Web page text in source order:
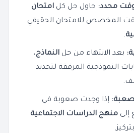
وقت محدد: حاول حل كل امتحان
المخصص للامتحان الحقيقي
.
بعد الانتهاء من حل النماذج،
النموذجية المرفقة لتحديد
إذا وجدت صعوبة في
إلى منهج الدراسات الاجتماعية